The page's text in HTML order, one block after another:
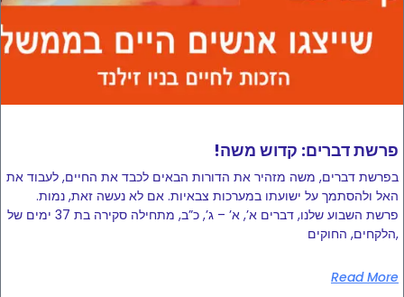
!פרשת דברים: קדוש משה
בפרשת דברים, משה מזהיר את הדורות הבאים לכבד את החיים, לעבוד את
האל ולהסתמך על ישועתו במערכות צבאיות. אם לא נעשה זאת, נמות.
פרשת השבוע שלנו, דברים א’, א’ – ג’, כ”ב, מתחילה סקירה בת 37 ימים של
הלקחים, החוקים,
Read More